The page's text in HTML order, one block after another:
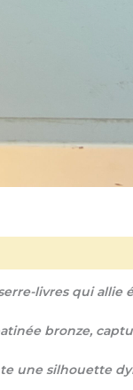
livres qui
bronze,
une silhouette